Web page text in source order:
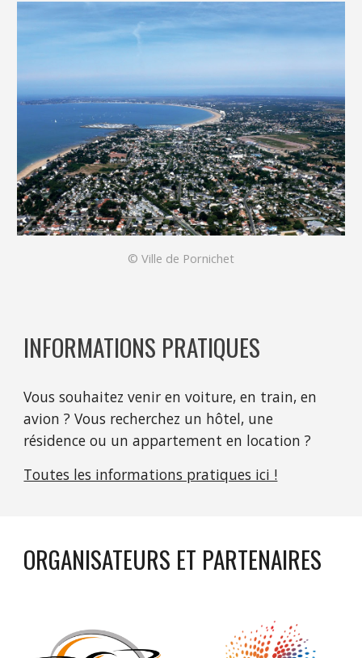
© Ville de Pornichet
INFORMATIONS PRATIQUES
Vous souhaitez venir en voiture, en train, en
avion ? Vous recherchez un hôtel, une
résidence ou un appartement en location ?
Toutes les informations pratiques ici !
ORGANISATEURS ET PARTENAIRES